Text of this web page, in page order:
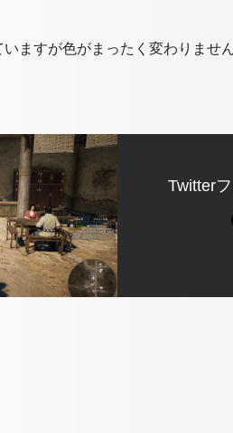
ますが色がまったく変わりません
Twitter